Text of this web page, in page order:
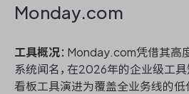
Monday.com
工具概况：Monday.com凭借其高
系统闻名，在2026年的企业级工
看板工具演进为覆盖全业务线的低